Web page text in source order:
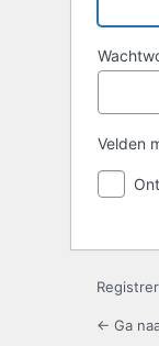
Velden
← Ga